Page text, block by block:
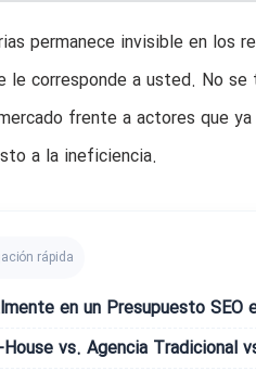
permanece invisible en los
le corresponde a usted. No
frente a actores que
a la ineficiencia.
rápida
en un Presupuesto SEO
vs. Agencia Tradicional